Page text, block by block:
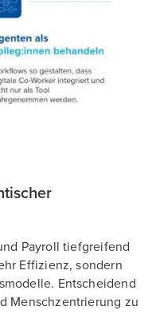
Payroll tiefgreifend
Effizienz, sondern
Entscheidend
Menschzentrierung zu